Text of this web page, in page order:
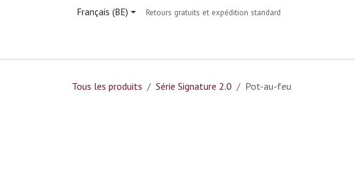
Se rendre au contenuFrançais (BE) Retours gratuits et expédition standard
Tous les produits Série Signature 2.0 Pot-au-feu